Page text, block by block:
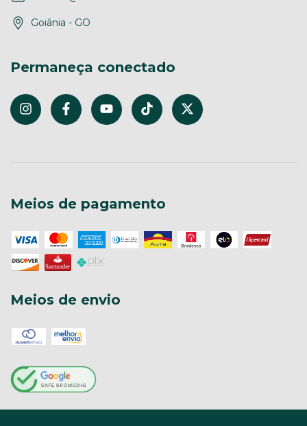
Goiânia - GO
Permaneça conectado
Meios de pagamento
Meios de envio